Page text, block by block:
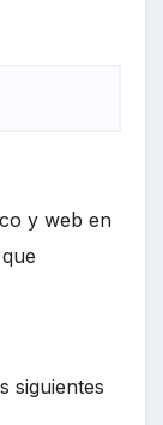
y web en
siguientes